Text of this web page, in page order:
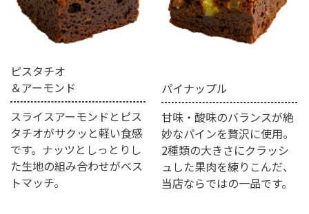
ピスタチオ
＆アーモンド
スライスアーモンドとピス
タチオがサクッと軽い食感
です。ナッツとしっとりし
た生地の組み合わせがベス
トマッチ。
パイナップル
甘味・酸味のバランスが絶
妙なパインを贅沢に使用。
2種類の大きさにクラッシ
ュした果肉を練りこんだ、
当店ならではの一品です。